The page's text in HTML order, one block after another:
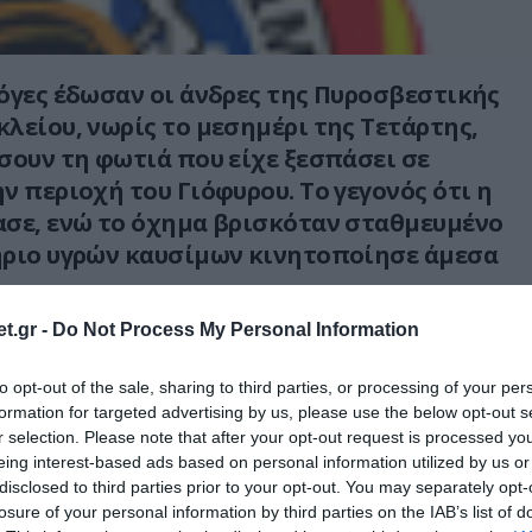
- Do Not Process My Personal Information
opt-out of the sale, sharing to third parties, or processing of your
for targeted advertising by us, please use the below opt-out
selection. Please note that after your opt-out request is processed
interest-based ads based on personal information utilized by us
to third parties prior to your opt-out. You may separately
of your personal information by third parties on the IAB’s list of
έδωσαν οι άνδρες της Πυροσβεστικής
νωρίς το μεσημέρι της Τετάρτης,
τη φωτιά που είχε ξεσπάσει σε
περιοχή του Γιόφυρου. Το γεγονός ότι η
ενώ το όχημα βρισκόταν σταθμευμένο
υγρών καυσίμων κινητοποίησε άμεσα
άνδρες βρέθηκαν στο σημείο και
την φωτιά πριν αυτή απειλήσει το
σβήστηκε έγκαιρα χωρίς να
εγκαταστάσεις του πρατηρίου. Το ανακριτικό
θα αναλάβει να ρίξει φως στην